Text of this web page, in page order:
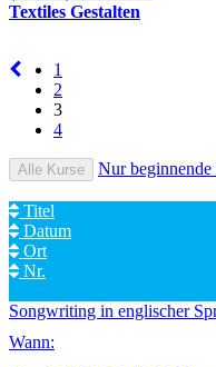
Textiles Gestalten
1
2
3
4
Alle Kurse Nur beginnende
Titel
Datum
Ort
Nr.
Songwriting in englischer
Wann: